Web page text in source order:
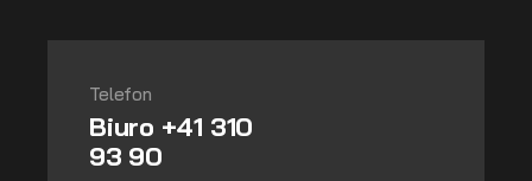
Telefon
Biuro +41 310
93 90